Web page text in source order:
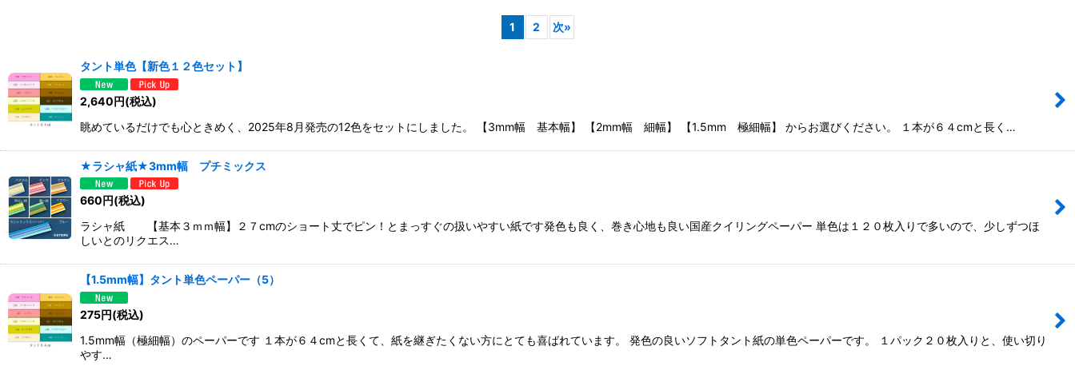
1 2 次»
タント単色【新色１２色セット】
2,640円(税込)
眺めているだけでも心ときめく、2025年8月発売の12色をセットにしました。 【3mm幅 基本幅】 【2mm幅 細幅】 【1.5mm 極細幅】 からお選びください。 １本が６４cmと長く…
★ラシャ紙★3mm幅 プチミックス
660円(税込)
ラシャ紙 【基本３ｍｍ幅】２７cmのショート丈でピン！とまっすぐの扱いやすい紙です発色も良く、巻き心地も良い国産クイリングペーパー 単色は１２０枚入りで多いので、少しずつほ
しいとのリクエス…
【1.5mm幅】タント単色ペーパー（5）
275円(税込)
1.5mm幅（極細幅）のペーパーです １本が６４cmと長くて、紙を継ぎたくない方にとても喜ばれています。 発色の良いソフトタント紙の単色ペーパーです。 １パック２０枚入りと、使い切り
やす…